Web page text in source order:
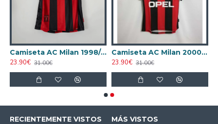
Camiseta AC Milan 1998/1999 Local Retro
23.90€ 31.00€
Camiseta AC Milan 2000/2001 Local Retro
23.90€ 31.00€
RECIENTEMENTE VISTOS MÁS VISTOS